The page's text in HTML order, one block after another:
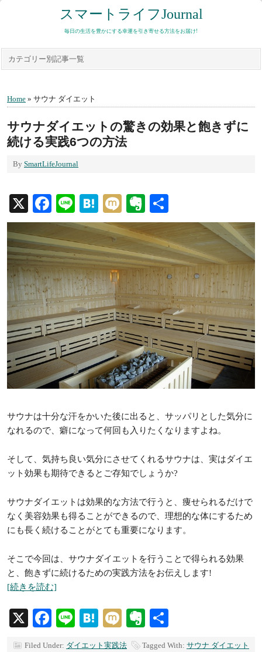
スマートライフJournal
毎日の生活を豊かにする幸運を引き寄せる方法をお届け!
カテゴリー別記事一覧
Home » サウナ ダイエット
サウナダイエットの驚きの効果と飽きずに
続ける実践6つの方法
By SmartLifeJournal
X Facebook
LineHatenaMixiEvernote
有
サウナは十分な汗をかいた後に出ると、サッパリとした気分に
なれるので、癖になって何回も入りたくなりますよね。
そして、気持ち良い気分にさせてくれるサウナは、実はダイエ
ット効果も期待できるとご存知でしょうか?
サウナダイエットは効果的な方法で行うと、痩せられるだけで
なく美容効果も得ることができるので、理想的な体にするため
にも長く続けることがとても重要になります。
そこで今回は、サウナダイエットを行うことで得られる効果
と、飽きずに続けるための実践方法をお伝えします!
[続きを読む]
X Facebook
LineHatena
MixiEvernote
Filed Under: ダイエット実践法 Tagged With: サウナ ダイエット